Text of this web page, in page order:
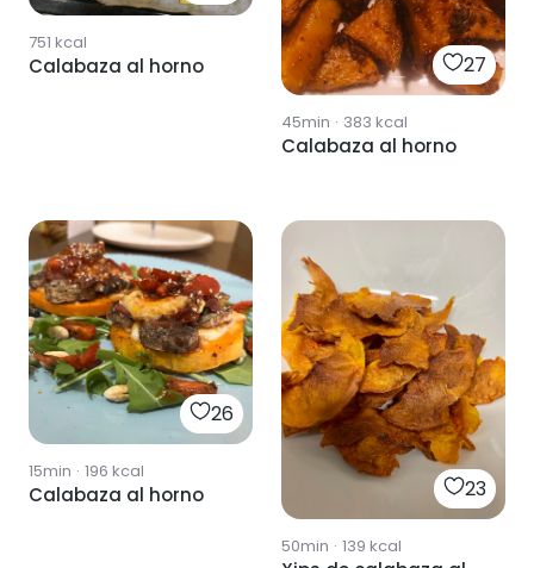
751 kcal
Calabaza al horno 27
45min · 383 kcal
Calabaza al horno
26
15min · 196 kcal
Calabaza al horno 23
50min · 139 kcal